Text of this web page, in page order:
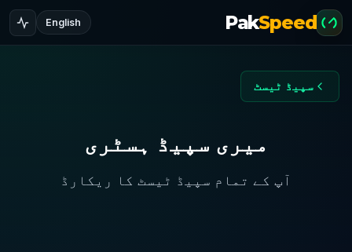
PakSpeed
English
سپیڈ ٹیسٹ
میری سپیڈ ہسٹری
آپ کے تمام سپیڈ ٹیسٹ کا ریکارڈ